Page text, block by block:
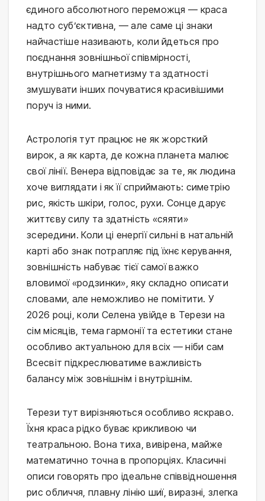
єдиного абсолютного переможця — краса
надто суб’єктивна, — але саме ці знаки
найчастіше називають, коли йдеться про
поєднання зовнішньої співмірності,
внутрішнього магнетизму та здатності
змушувати інших почуватися красивішими
поруч із ними.
Астрологія тут працює не як жорсткий
вирок, а як карта, де кожна планета малює
свої лінії. Венера відповідає за те, як людина
хоче виглядати і як її сприймають: симетрію
рис, якість шкіри, голос, рухи. Сонце дарує
життєву силу та здатність «сяяти»
зсередини. Коли ці енергії сильні в натальній
карті або знак потрапляє під їхнє керування,
зовнішність набуває тієї самої важко
вловимої «родзинки», яку складно описати
словами, але неможливо не помітити. У
2026 році, коли Селена увійде в Терези на
сім місяців, тема гармонії та естетики стане
особливо актуальною для всіх — ніби сам
Всесвіт підкреслюватиме важливість
балансу між зовнішнім і внутрішнім.
Терези тут вирізняються особливо яскраво.
Їхня краса рідко буває крикливою чи
театральною. Вона тиха, вивірена, майже
математично точна в пропорціях. Класичні
описи говорять про ідеальне співвідношення
рис обличчя, плавну лінію шиї, виразні, злегка